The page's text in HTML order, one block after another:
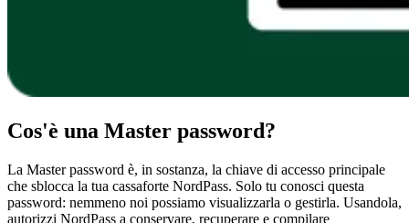
Cos'è una Master password?
La Master password è, in sostanza, la chiave di accesso principale
che sblocca la tua cassaforte NordPass. Solo tu conosci questa
password: nemmeno noi possiamo visualizzarla o gestirla. Usandola,
autorizzi NordPass a conservare, recuperare e compilare